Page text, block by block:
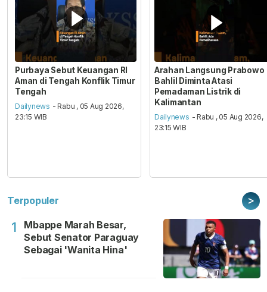
Purbaya Sebut Keuangan RI
Aman di Tengah Konflik Timur
Tengah
Dailynews - Rabu , 05 Aug 2026,
23:15 WIB
Arahan Langsung Prabowo
Bahlil Diminta Atasi
Pemadaman Listrik di
Kalimantan
Dailynews - Rabu , 05 Aug 2026,
23:15 WIB
Terpopuler >
1
Mbappe Marah Besar,
Sebut Senator Paraguay
Sebagai 'Wanita Hina'